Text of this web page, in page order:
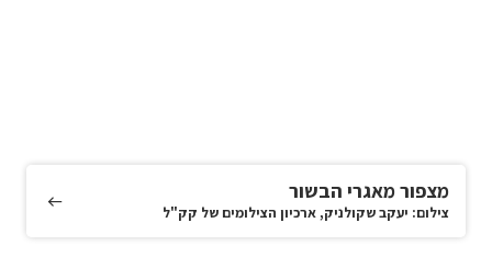
מצפור מאגרי הבשור
צילום: יעקב שקולניק, ארכיון הצילומים של קק"ל